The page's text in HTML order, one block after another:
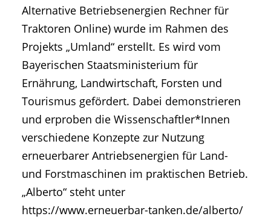
Alternative Betriebsenergien Rechner für
Traktoren Online) wurde im Rahmen des
Projekts „Umland“ erstellt. Es wird vom
Bayerischen Staatsministerium für
Ernährung, Landwirtschaft, Forsten und
Tourismus gefördert. Dabei demonstrieren
und erproben die Wissenschaftler*Innen
verschiedene Konzepte zur Nutzung
erneuerbarer Antriebsenergien für Land-
und Forstmaschinen im praktischen Betrieb.
„Alberto“ steht unter
https://www.erneuerbar-tanken.de/alberto/